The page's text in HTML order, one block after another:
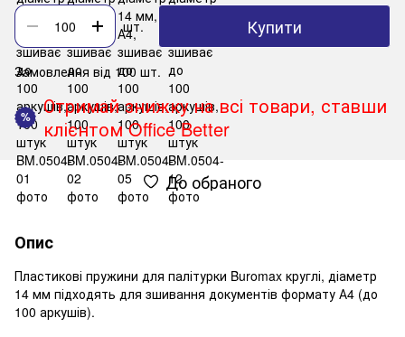
шт. Купити
Замовлення від 100 шт.
%
Отримай знижку на всі товари, ставши
клієнтом Office Better
До обраного
Опис
Пластикові пружини для палітурки Buromax круглі, діаметр
14 мм підходять для зшивання документів формату А4 (до
100 аркушів).